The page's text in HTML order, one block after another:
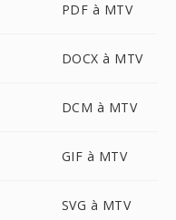
PDF à MTV
DOCX à MTV
DCM à MTV
GIF à MTV
SVG à MTV